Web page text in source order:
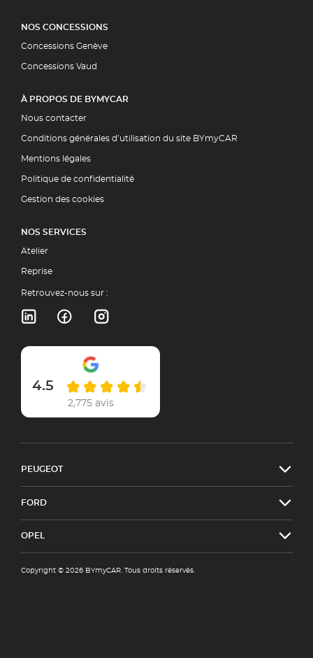
NOS CONCESSIONS
Concessions Genève
Concessions Vaud
À PROPOS DE BYMYCAR
Nous contacter
Conditions générales d’utilisation du site BYmyCAR
Mentions légales
Politique de confidentialité
Gestion des cookies
NOS SERVICES
Atelier
Reprise
Retrouvez-nous sur :
4.5
2,775 avis
PEUGEOT
FORD
OPEL
Copyright © 2026 BYmyCAR. Tous droits réservés.